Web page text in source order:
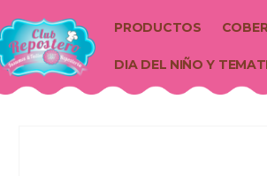
PRODUCTOS
DIA DEL NIÑO Y